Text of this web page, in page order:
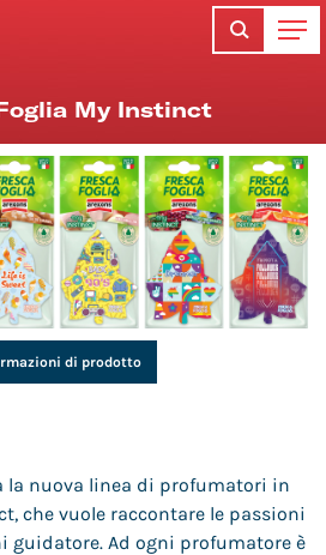
My Instinct
di prodotto
la nuova linea di profumatori in
che vuole raccontare le passioni
guidatore. Ad ogni profumatore è